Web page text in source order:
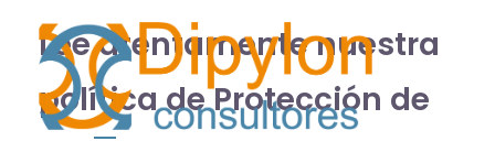
Lee atentamente nuestra
política de Protección de